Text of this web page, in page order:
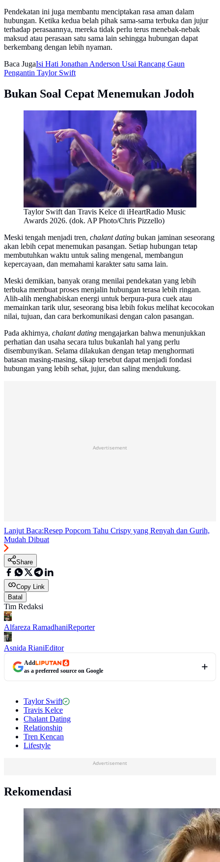
Pendekatan ini juga membantu menciptakan rasa aman dalam
hubungan. Ketika kedua belah pihak sama-sama terbuka dan jujur
terhadap perasaannya, mereka tidak perlu terus menebak-nebak
maksud atau perasaan satu sama lain sehingga hubungan dapat
berkembang dengan lebih nyaman.
Baca JugaIsi Hati Jonathan Anderson Usai Rancang Gaun
Pengantin Taylor Swift
Bukan Soal Cepat Menemukan Jodoh
Taylor Swift dan Travis Kelce di iHeartRadio Music
Awards 2026. (dok. AP Photo/Chris Pizzello)
Meski tengah menjadi tren, chalant dating bukan jaminan seseorang
akan lebih cepat menemukan pasangan. Setiap hubungan tetap
membutuhkan waktu untuk saling mengenal, membangun
kepercayaan, dan memahami karakter satu sama lain.
Meski demikian, banyak orang menilai pendekatan yang lebih
terbuka membuat proses menjalin hubungan terasa lebih ringan.
Alih-alih menghabiskan energi untuk berpura-pura cuek atau
memainkan tarik ulur, seseorang bisa lebih fokus melihat kecocokan
nilai, tujuan, dan cara berkomunikasi dengan calon pasangan.
Pada akhirnya, chalant dating mengajarkan bahwa menunjukkan
perhatian dan usaha secara tulus bukanlah hal yang perlu
disembunyikan. Selama dilakukan dengan tetap menghormati
batasan masing-masing, sikap tersebut dapat menjadi fondasi
hubungan yang lebih sehat, jujur, dan saling mendukung.
Advertisement
Lanjut Baca:Resep Popcorn Tahu Crispy yang Renyah dan Gurih,
Mudah Dibuat
Share
Copy Link
Batal
Tim Redaksi
Alfareza RamadhaniReporter
Asnida RianiEditor
Add
as a preferred source on Google
Taylor Swift
Travis Kelce
Chalant Dating
Relationship
Tren Kencan
Lifestyle
Advertisement
Rekomendasi